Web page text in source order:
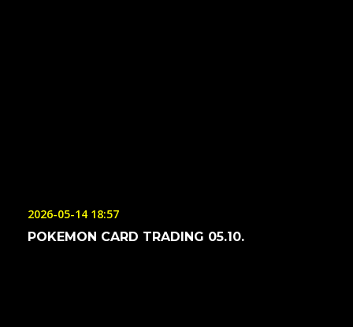
2026-05-14 18:57
POKEMON CARD TRADING 05.10.